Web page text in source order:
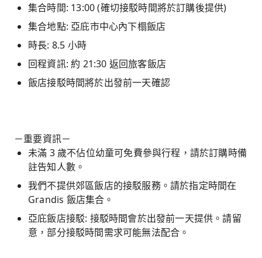
集合時間: 13:00 (確切接駁時間將於訂購後提供)
集合地點: 亞庇市中心內下榻飯店
時長: 8.5 小時
回程資訊: 約 21:30 返回旅客飯店
飯店接駁時間將於出發前一天確認
－重要資訊－
未滿 3 歲不佔位幼童可免費參與行程，請於訂購時備
註告知人數。
我們不提供郊區飯店的接駁服務。請於指定時間在
Grandis 飯店集合。
亞庇飯店接駁: 接駁時間會於出發前一天提供。請留
意，部分接駁時間需求可能無法配合。